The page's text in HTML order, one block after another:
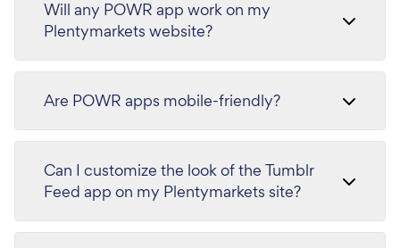
Will any POWR app work on my
Plentymarkets website?
Are POWR apps mobile-friendly?
Can I customize the look of the Tumblr
Feed app on my Plentymarkets site?